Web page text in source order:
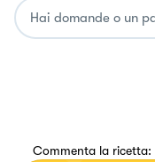
Commenta la